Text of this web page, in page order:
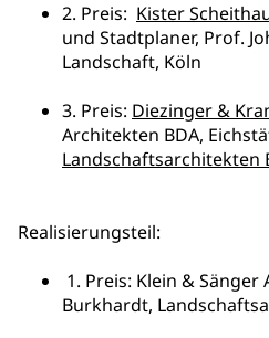
2. Preis: Kister
und Stadtplaner, Prof.
Landschaft, Köln
3. Preis: Diezinger &
Architekten BDA,
Landschaftsarchitekten
Realisierungsteil:
1. Preis: Klein &
Burkhardt,